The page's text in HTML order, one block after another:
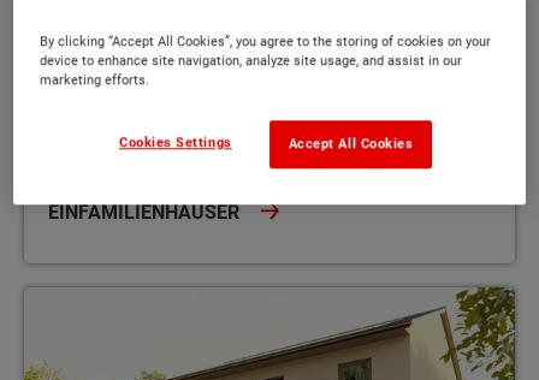
Das eigene Zuhause - kompakt, flexibel,
EINFAMILIENHÄUSER
Urbanes Wohnflair genießen - elegant, zeitlos und dennoch
By clicking “Accept All Cookies”, you agree to the storing of cookies on your
device to enhance site navigation, analyze site usage, and assist in our
marketing efforts.
Accept All Cookies
Cookies Settings